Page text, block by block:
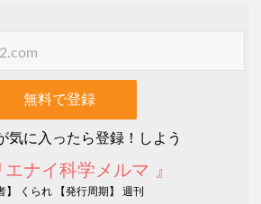
気に入ったら登録！しよう
エナイ科学メルマ 』
】 くられ 【発行周期】 週刊